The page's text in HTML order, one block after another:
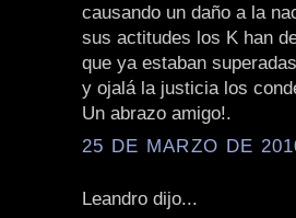
causando un daño a la
sus actitudes los K han
que ya estaban
y ojalá la justicia los
Un abrazo amigo!.
25 DE MARZO DE
Leandro dijo...